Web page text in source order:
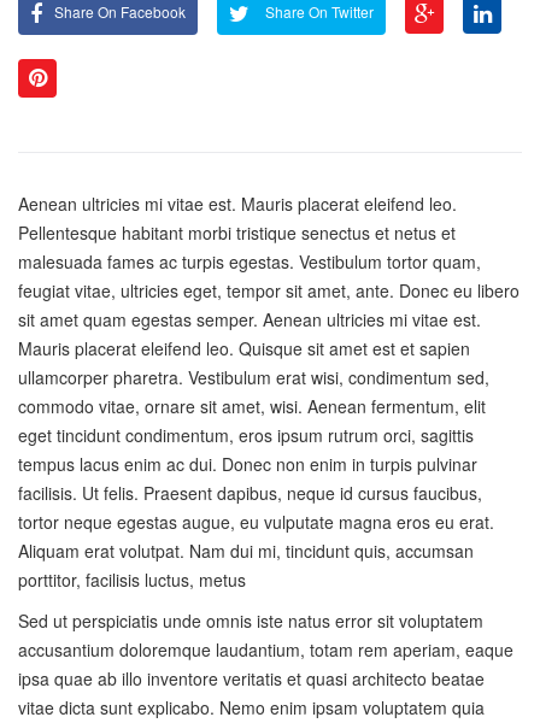
Share On Facebook Share On Twitter
Aenean ultricies mi vitae est. Mauris placerat eleifend leo.
Pellentesque habitant morbi tristique senectus et netus et
malesuada fames ac turpis egestas. Vestibulum tortor quam,
feugiat vitae, ultricies eget, tempor sit amet, ante. Donec eu libero
sit amet quam egestas semper. Aenean ultricies mi vitae est.
Mauris placerat eleifend leo. Quisque sit amet est et sapien
ullamcorper pharetra. Vestibulum erat wisi, condimentum sed,
commodo vitae, ornare sit amet, wisi. Aenean fermentum, elit
eget tincidunt condimentum, eros ipsum rutrum orci, sagittis
tempus lacus enim ac dui. Donec non enim in turpis pulvinar
facilisis. Ut felis. Praesent dapibus, neque id cursus faucibus,
tortor neque egestas augue, eu vulputate magna eros eu erat.
Aliquam erat volutpat. Nam dui mi, tincidunt quis, accumsan
porttitor, facilisis luctus, metus
Sed ut perspiciatis unde omnis iste natus error sit voluptatem
accusantium doloremque laudantium, totam rem aperiam, eaque
ipsa quae ab illo inventore veritatis et quasi architecto beatae
vitae dicta sunt explicabo. Nemo enim ipsam voluptatem quia